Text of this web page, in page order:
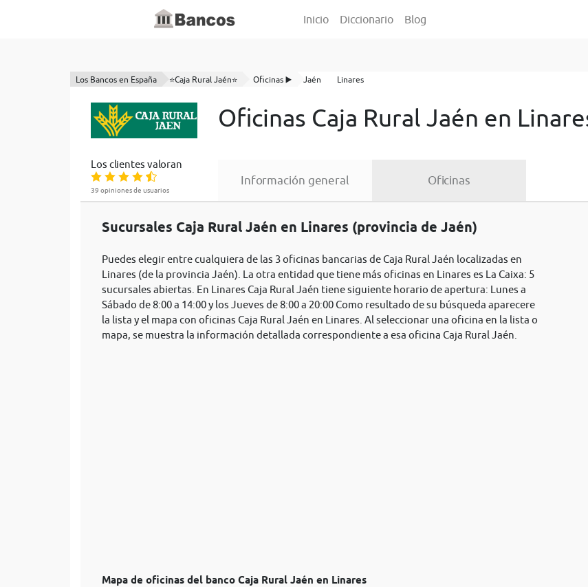
Inicio Diccionario Blog
Los Bancos en España ⭐Caja Rural Jaén⭐ Oficinas ▶️ Jaén Linares
Oficinas Caja Rural Jaén en
Los clientes valoran
39 opiniones de usuarios
Información general Oficinas
Sucursales Caja Rural Jaén en Linares (provincia de Jaén)
Puedes elegir entre cualquiera de las 3 oficinas bancarias de Caja Rural Jaén localizadas en
Linares (de la provincia Jaén). La otra entidad que tiene más oficinas en Linares es La Caixa: 5
sucursales abiertas. En Linares Caja Rural Jaén tiene siguiente horario de apertura: Lunes a
Sábado de 8:00 a 14:00 y los Jueves de 8:00 a 20:00 Como resultado de su búsqueda aparecere
la lista y el mapa con oficinas Caja Rural Jaén en Linares. Al seleccionar una oficina en la lista o
mapa, se muestra la información detallada correspondiente a esa oficina Caja Rural Jaén.
Mapa de oficinas del banco Caja Rural Jaén en Linares